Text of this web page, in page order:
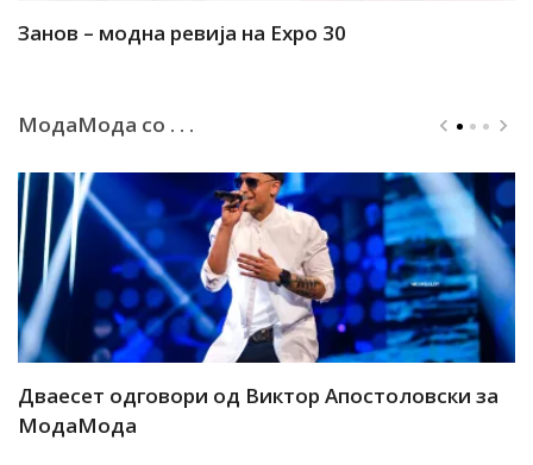
Занов – модна ревија на Expo 30
МодаМода со . . .
Дваесет одговори од Виктор Апостоловски за
МодаМода